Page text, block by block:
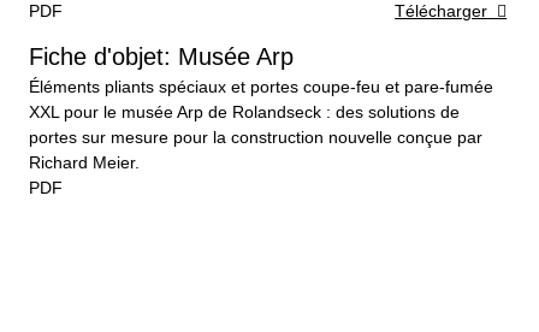
PDF
Fiche d'objet: Musée Arp
Éléments pliants spéciaux et portes coupe-feu et pare-fumée
XXL pour le musée Arp de Rolandseck : des solutions de
portes sur mesure pour la construction nouvelle conçue par
Richard Meier.
PDF
Télécharger